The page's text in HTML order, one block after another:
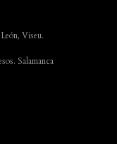
Viseu.
Salamanca